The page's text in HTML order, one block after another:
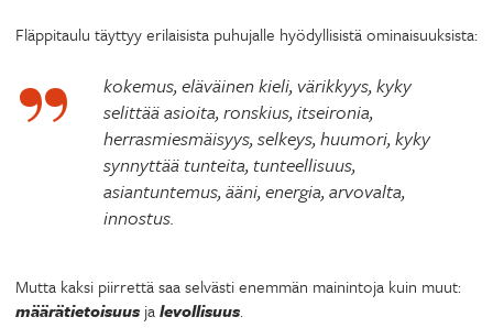
Fläppitaulu täyttyy erilaisista puhujalle hyödyllisistä ominaisuuksista:
kokemus, eläväinen kieli, värikkyys, kyky
selittää asioita, ronskius, itseironia,
herrasmiesmäisyys, selkeys, huumori, kyky
synnyttää tunteita, tunteellisuus,
asiantuntemus, ääni, energia, arvovalta,
innostus.
Mutta kaksi piirrettä saa selvästi enemmän mainintoja kuin muut:
määrätietoisuus jalevollisuus.